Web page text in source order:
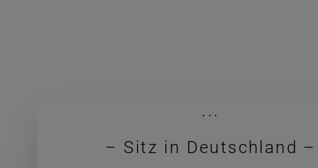
...
– Sitz in Deutschland –